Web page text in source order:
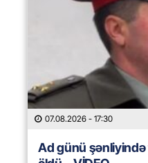
07.08.2026 - 17:30
Ad günü